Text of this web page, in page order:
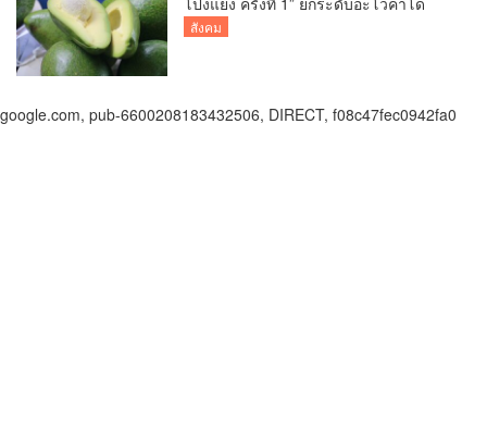
คุณภาพ สู่ผลไม้เศรษฐกิจและแหล่งท่อง
สังคม
google.com, pub-6600208183432506, DIRECT, f08c47fec0942fa0